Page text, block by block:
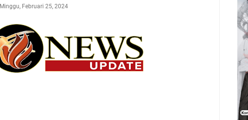
Minggu, Februari 25, 2024